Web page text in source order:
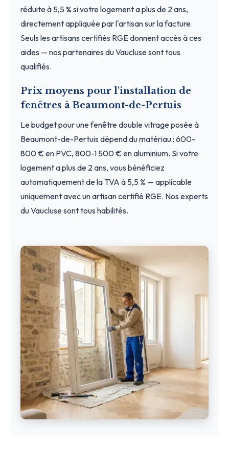
réduite à 5,5 % si votre logement a plus de 2 ans,
directement appliquée par l'artisan sur la facture.
Seuls les artisans certifiés RGE donnent accès à ces
aides — nos partenaires du Vaucluse sont tous
qualifiés.
Prix moyens pour l'installation de
fenêtres à Beaumont-de-Pertuis
Le budget pour une fenêtre double vitrage posée à
Beaumont-de-Pertuis dépend du matériau : 600-
800 € en PVC, 800-1 500 € en aluminium. Si votre
logement a plus de 2 ans, vous bénéficiez
automatiquement de la TVA à 5,5 % — applicable
uniquement avec un artisan certifié RGE. Nos experts
du Vaucluse sont tous habilités.